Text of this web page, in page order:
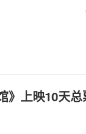
上映10天总